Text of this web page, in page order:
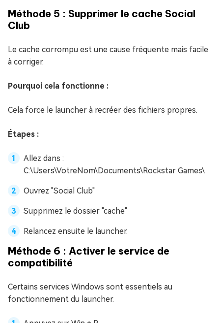
Méthode 5 : Supprimer le cache Social
Club
Le cache corrompu est une cause fréquente mais facile
à corriger.
Pourquoi cela fonctionne :
Cela force le launcher à recréer des fichiers propres.
Étapes :
Allez dans :
C:\Users\VotreNom\Documents\Rockstar Games\
Ouvrez "Social Club"
Supprimez le dossier "cache"
Relancez ensuite le launcher.
Méthode 6 : Activer le service de
compatibilité
Certains services Windows sont essentiels au
fonctionnement du launcher.